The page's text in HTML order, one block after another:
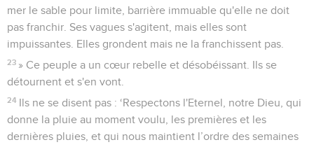
mer le sable pour limite, barrière immuable qu'elle ne doit
pas franchir. Ses vagues s'agitent, mais elles sont
impuissantes. Elles grondent mais ne la franchissent pas.
23 » Ce peuple a un cœur rebelle et désobéissant. Ils se
détournent et s'en vont.
24 Ils ne se disent pas : ‘Respectons l'Eternel, notre Dieu, qui
donne la pluie au moment voulu, les premières et les
dernières pluies, et qui nous maintient l’ordre des semaines